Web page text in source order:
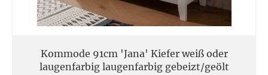
Kommode 91cm 'Jana' Kiefer weiß oder
laugenfarbig laugenfarbig gebeizt/geölt